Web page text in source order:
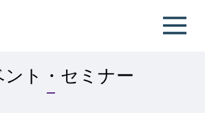
ント・セミナー